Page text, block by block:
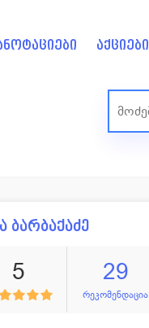
აქციები
ბარბაქაძე
5 29
რეკომენდაცია